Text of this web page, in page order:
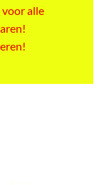
alle